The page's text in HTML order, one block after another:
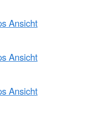
Ansicht
Ansicht
Ansicht